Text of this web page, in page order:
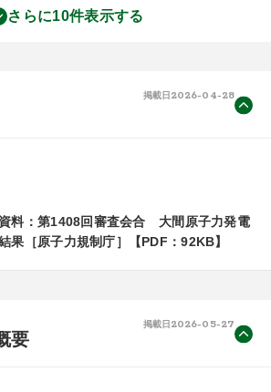
さらに10件表示する
掲載日 2026-04-28
料：第1408回審査会合 大間原子力発電
果［原子力規制庁］【PDF：92KB】
掲載日 2026-05-27
要